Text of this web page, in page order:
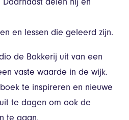
delen hij en
en lessen die geleerd zijn.
de Bakkerij uit van een
vaste waarde in de wijk.
te inspireren en nieuwe
te dagen om ook de